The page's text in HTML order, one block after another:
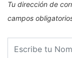
Tu dirección de
campos